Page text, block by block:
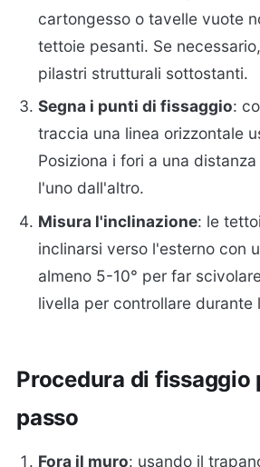
cartongesso o tavelle vuote
tettoie pesanti. Se
pilastri strutturali sottostanti.
Segna i punti di fissaggio:
traccia una linea orizzontale
Posiziona i fori a una
l'uno dall'altro.
Misura l'inclinazione: le
inclinarsi verso l'esterno con
almeno 5-10° per far
livella per controllare durante
Procedura di fissaggio
passo
Fora il muro: usando il